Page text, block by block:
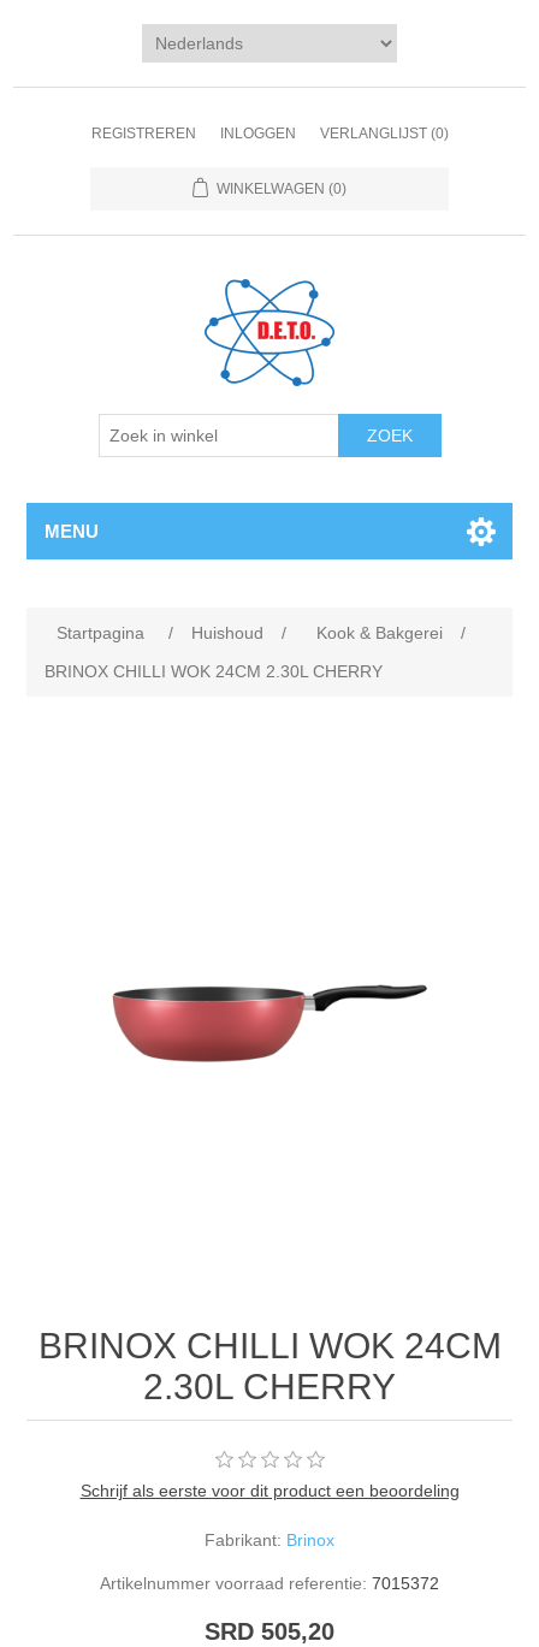
REGISTREREN INLOGGEN VERLANGLIJST (0)
WINKELWAGEN (0)
ZOEK
MENU
Startpagina / Huishoud / Kook & Bakgerei
/
BRINOX CHILLI WOK 24CM 2.30L CHERRY
BRINOX CHILLI WOK 24CM
2.30L CHERRY
Schrijf als eerste voor dit product een beoordeling
Fabrikant: Brinox
Artikelnummer voorraad referentie: 7015372
SRD 505,20